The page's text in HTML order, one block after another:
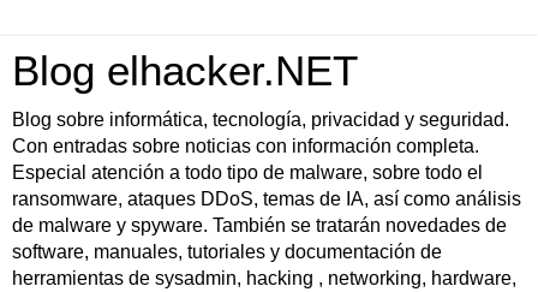
Blog elhacker.NET
Blog sobre informática, tecnología, privacidad y seguridad.
Con entradas sobre noticias con información completa.
Especial atención a todo tipo de malware, sobre todo el
ransomware, ataques DDoS, temas de IA, así como análisis
de malware y spyware. También se tratarán novedades de
software, manuales, tutoriales y documentación de
herramientas de sysadmin, hacking , networking, hardware,